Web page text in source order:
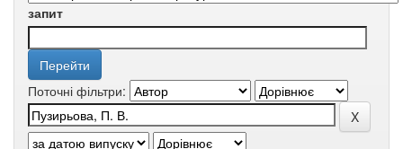
запит
Поточні фільтри: